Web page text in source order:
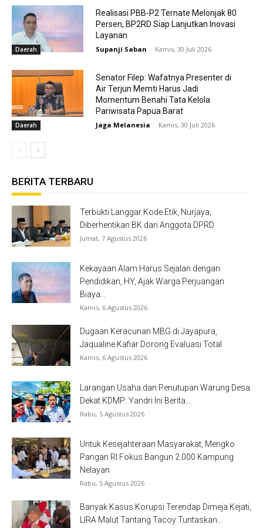
Daerah
Realisasi PBB-P2 Ternate Melonjak 80
Persen, BP2RD Siap Lanjutkan Inovasi
Layanan
Supanji Saban - Kamis, 30 Juli 2026
Daerah
Senator Filep: Wafatnya Presenter di
Air Terjun Memti Harus Jadi
Momentum Benahi Tata Kelola
Pariwisata Papua Barat
Jaga Melanesia - Kamis, 30 Juli 2026
BERITA TERBARU
Terbukti Langgar Kode Etik, Nurjaya,
Diberhentikan BK dari Anggota DPRD
Jumat, 7 Agustus 2026
Kekayaan Alam Harus Sejalan dengan
Pendidikan, HY, Ajak Warga Perjuangan
Biaya...
Kamis, 6 Agustus 2026
Dugaan Keracunan MBG di Jayapura,
Jaqualine Kafiar Dorong Evaluasi Total
Kamis, 6 Agustus 2026
Larangan Usaha dan Penutupan Warung Desa
Dekat KDMP: Yandri Ini Berita...
Rabu, 5 Agustus 2026
Untuk Kesejahteraan Masyarakat, Mengko
Pangan RI Fokus Bangun 2.000 Kampung
Nelayan
Rabu, 5 Agustus 2026
Banyak Kasus Korupsi Terendap Dimeja Kejati,
LIRA Malut Tantang Tacoy Tuntaskan...